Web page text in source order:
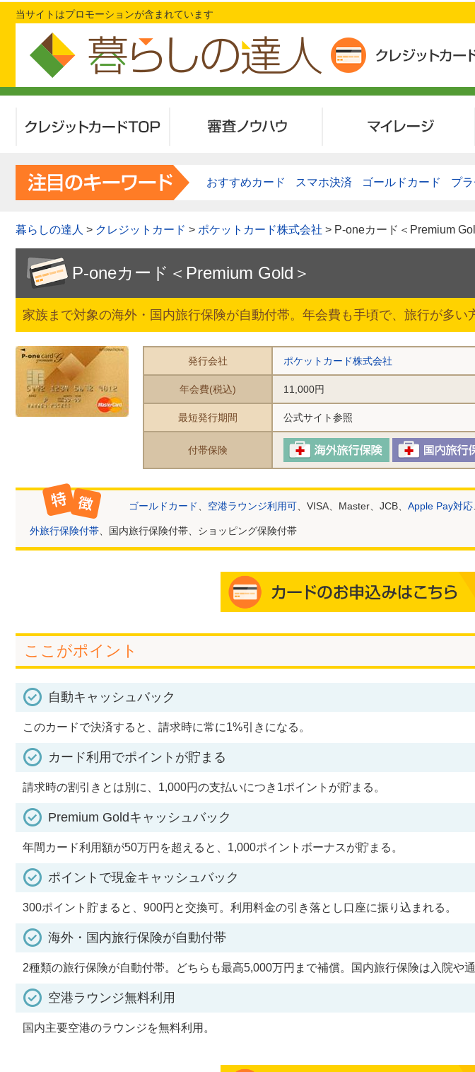
当サイトはプロモーションが含まれています
暮らしの達人 > クレジットカード > ポケットカード株式会社 > P-oneカード＜Premium
P-oneカード＜Premium Gold＞
家族まで対象の海外・国内旅行保険が自動付帯。年会費も手頃で、旅行が多い
発行会社 ポケットカード株式会社
年会費(税込) 11,000円
最短発行期間 公式サイト参照
付帯保険
ゴールドカード 空港ラウンジ利用可 、VISA、Master、JCB、 Apple Pay対応
外旅行保険付帯 、国内旅行保険付帯、ショッピング保険付帯
ここがポイント
自動キャッシュバック
このカードで決済すると、請求時に常に1%引きになる。
カード利用でポイントが貯まる
請求時の割引きとは別に、1,000円の支払いにつき1ポイントが貯まる。
Premium Goldキャッシュバック
年間カード利用額が50万円を超えると、1,000ポイントボーナスが貯まる。
ポイントで現金キャッシュバック
300ポイント貯まると、900円と交換可。利用料金の引き落とし口座に振り込まれる。
海外・国内旅行保険が自動付帯
2種類の旅行保険が自動付帯。どちらも最高5,000万円まで補償。国内旅行保険は入院や通
空港ラウンジ無料利用
国内主要空港のラウンジを無料利用。
おすすめカード スマホ決済 ゴールドカード プ